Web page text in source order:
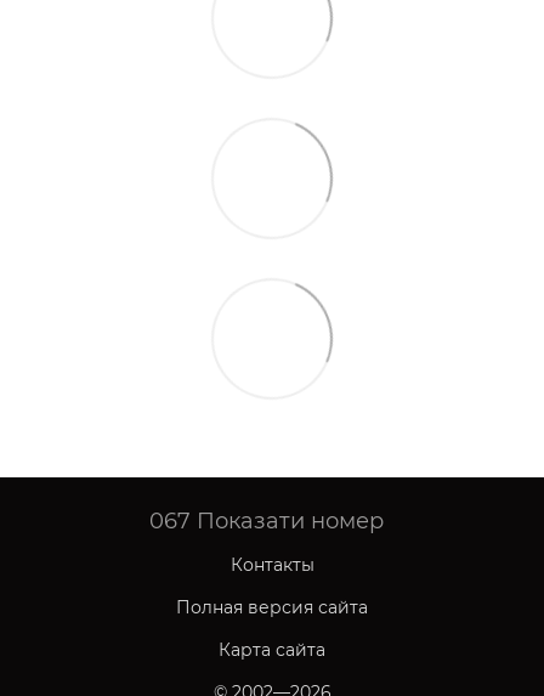
067 Показати номер
Контакты
Полная версия сайта
Карта сайта